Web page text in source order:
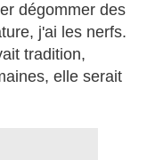
dégommer des
j'ai les nerfs.
tradition,
elle serait